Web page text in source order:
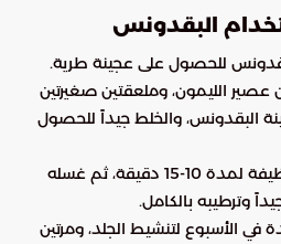
البقدونس
للحصول على عجينة طرية.
الليمون، وملعقتين صغيرتين
البقدونس، والخلط جيداً للحصول
وضع القناع على بشرة نظيفة لمدة 10-15 دقيقة، ثم غسله
وترطيبه بالكامل.
الأسبوع لتنشيط الجلد، ومرتين